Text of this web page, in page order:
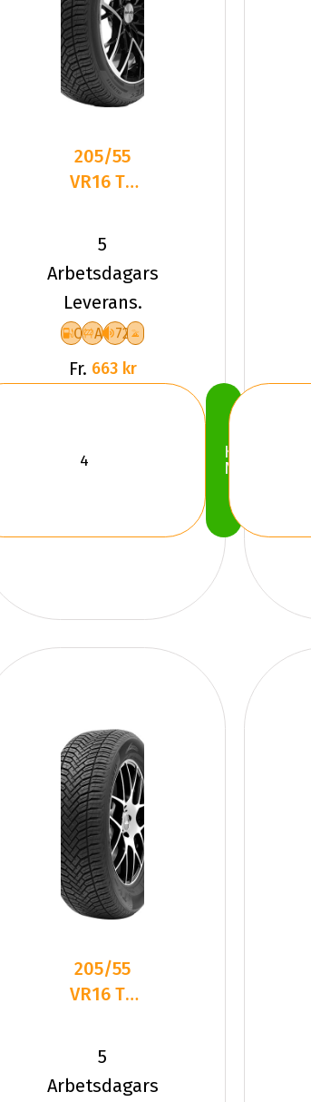
205/55
VR16 TL
DELINTE
AW6
5
Arbetsdagars
Leverans.
C A 72
Fr. 663 kr
Köp
Nu
205/55
VR16 TL
ALLSEASON
6 XL
5
Arbetsdagars